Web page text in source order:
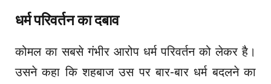
धर्म परिवर्तन का दबाव
कोमल का सबसे गंभीर आरोप धर्म परिवर्तन को लेकर है।
उसने कहा कि शहबाज उस पर बार-बार धर्म बदलने का